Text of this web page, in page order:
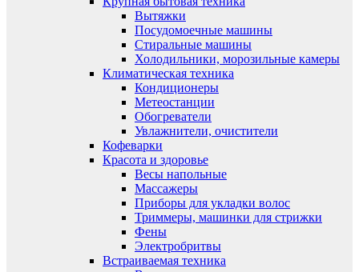
Вытяжки
Посудомоечные машины
Стиральные машины
Холодильники, морозильные камеры
Климатическая техника
Кондиционеры
Метеостанции
Обогреватели
Увлажнители, очистители
Кофеварки
Красота и здоровье
Весы напольные
Массажеры
Приборы для укладки волос
Триммеры, машинки для стрижки
Фены
Электробритвы
Встраиваемая техника